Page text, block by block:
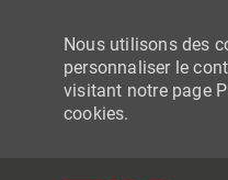
Nous utilisons des
personnaliser le
visitant notre page
cookies.